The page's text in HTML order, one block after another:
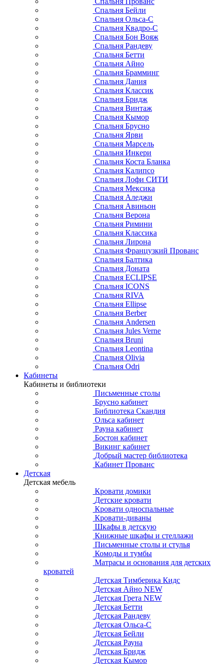
Спальня Бейли
Спальня Ольса-С
Спальня Квадро-С
Спальня Бон Вояж
Спальня Рандеву
Спальня Бетти
Спальня Айно
Спальня Брамминг
Спальня Дания
Спальня Классик
Спальня Бридж
Спальня Винтаж
Спальня Кымор
Спальня Брусно
Спальня Ярви
Спальня Марсель
Спальня Инкери
Спальня Коста Бланка
Спальня Калипсо
Спальня Лофи СИТИ
Спальня Мексика
Спальня Аледжи
Спальня Авиньон
Спальня Верона
Спальня Римини
Спальня Классика
Спальня Лирона
Спальня Французкий Прованс
Спальня Балтика
Спальня Доната
Спальня ECLIPSE
Спальня ICONS
Спальня RIVA
Спальня Ellipse
Спальня Berber
Спальня Andersen
Спальня Jules Verne
Спальня Bruni
Спальня Leontina
Спальня Olivia
Спальня Odri
Кабинеты
Кабинеты и библиотеки
Письменные столы
Брусно кабинет
Библиотека Скандия
Ольса кабинет
Рауна кабинет
Бостон кабинет
Викинг кабинет
Добрый мастер библиотека
Кабинет Прованс
Детская
Детская мебель
Кровати домики
Детские кровати
Кровати односпальные
Кровати-диваны
Шкафы в детскую
Книжные шкафы и стеллажи
Письменные столы и стулья
Комоды и тумбы
Матрасы и основания для детских
кроватей
Детская Тимберика Кидс
Детская Айно NEW
Детская Грета NEW
Детская Бетти
Детская Рандеву
Детская Ольса-С
Детская Бейли
Детская Рауна
Детская Бридж
Детская Кымор